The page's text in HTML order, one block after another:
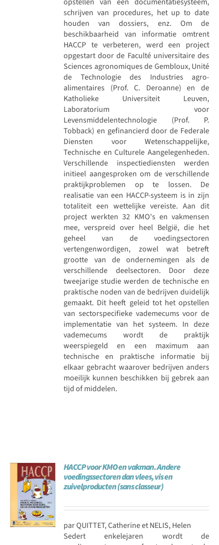
schrijven van procedures, het up to date
houden van dossiers, enz. Om de
beschikbaarheid van informatie omtrent
HACCP te verbeteren, werd een project
opgestart door de Faculté universitaire des
Sciences agronomiques de Gembloux, Unité
de Technologie des Industries agro-
alimentaires (Prof. C. Deroanne) en de
Katholieke Universiteit Leuven,
Laboratorium voor
Levensmiddelentechnologie (Prof. P.
Tobback) en gefinancierd door de Federale
Diensten voor Wetenschappelijke,
Technische en Culturele Aangelegenheden.
Verschillende inspectiediensten werden
initieel aangesproken om de verschillende
praktijkproblemen op te lossen. De
realisatie van een HACCP-systeem is in zijn
totaliteit een wettelijke vereiste. Aan dit
project werkten 32 KMO's en vakmensen
mee, verspreid over heel België, die het
geheel van de voedingsectoren
vertengenwordigen, zowel wat betreft
grootte van de ondernemingen als de
verschillende deelsectoren. Door deze
tweejarige studie werden de technische en
praktische noden van de bedrijven duidelijk
gemaakt. Dit heeft geleid tot het opstellen
van sectorspecifieke vademecums voor de
implementatie van het systeem. In deze
vademecums wordt de praktijk
weerspiegeld en een maximum aan
technische en praktische informatie bij
elkaar gebracht waarover bedrijven anders
moeilijk kunnen beschikken bij gebrek aan
tijd of middelen.
HACCP voor KMO en vakman. Andere
voedingssectoren dan vlees, vis en
zuivelproducten (sans classeur)
par QUITTET, Catherine et NELIS, Helen
Sedert enkelejaren wordt de